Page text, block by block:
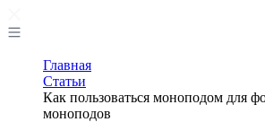
Главная
Статьи
Как пользоваться моноподом для
моноподов